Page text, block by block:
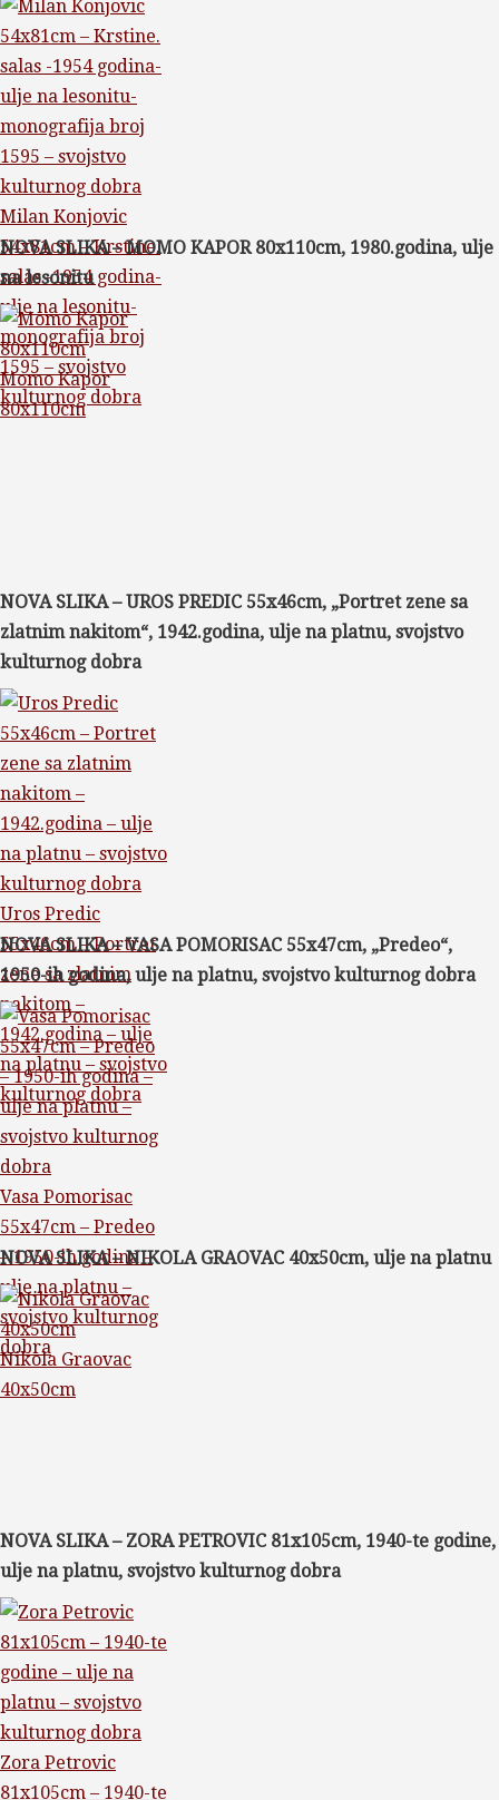
Milan Konjovic
54x81cm – Krstine.
salas -1954 godina-
ulje na lesonitu-
monografija broj
1595 – svojstvo
kulturnog dobra
NOVA SLIKA – MOMO KAPOR 80x110cm, 1980.godina, ulje
na lesonitu
Momo Kapor
80x110cm
NOVA SLIKA – UROS PREDIC 55x46cm, „Portret zene sa
zlatnim nakitom“, 1942.godina, ulje na platnu, svojstvo
kulturnog dobra
Uros Predic
55x46cm – Portret
zene sa zlatnim
nakitom –
1942.godina – ulje
na platnu – svojstvo
kulturnog dobra
NOVA SLIKA – VASA POMORISAC 55x47cm, „Predeo“,
1950-ih godina, ulje na platnu, svojstvo kulturnog dobra
Vasa Pomorisac
55x47cm – Predeo
– 1950-ih godina –
ulje na platnu –
svojstvo kulturnog
dobra
NOVA SLIKA – NIKOLA GRAOVAC 40x50cm, ulje na platnu
Nikola Graovac
40x50cm
NOVA SLIKA – ZORA PETROVIC 81x105cm, 1940-te godine,
ulje na platnu, svojstvo kulturnog dobra
Zora Petrovic
81x105cm – 1940-te